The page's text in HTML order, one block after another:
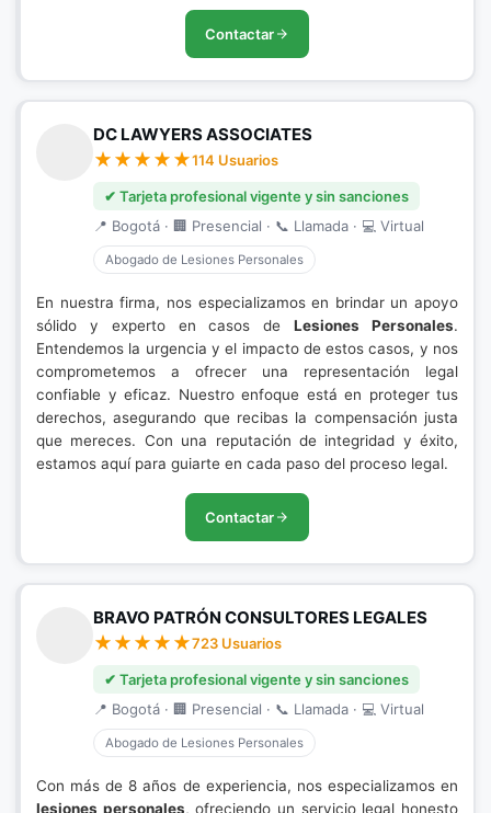
Contactar
DC LAWYERS ASSOCIATES
114 Usuarios
✔ Tarjeta profesional vigente y sin sanciones
📍 Bogotá · 🏢 Presencial · 📞 Llamada · 💻 Virtual
Abogado de Lesiones Personales
En nuestra firma, nos especializamos en brindar un apoyo
sólido y experto en casos deLesiones Personales.
Entendemos la urgencia y el impacto de estos casos, y nos
comprometemos a ofrecer una representación legal
confiable y eficaz. Nuestro enfoque está en proteger tus
derechos, asegurando que recibas la compensación justa
que mereces. Con una reputación de integridad y éxito,
estamos aquí para guiarte en cada paso del proceso legal.
Contactar
BRAVO PATRÓN CONSULTORES LEGALES
723 Usuarios
✔ Tarjeta profesional vigente y sin sanciones
📍 Bogotá · 🏢 Presencial · 📞 Llamada · 💻 Virtual
Abogado de Lesiones Personales
Con más de 8 años de experiencia, nos especializamos en
lesiones personales, ofreciendo un servicio legal honesto